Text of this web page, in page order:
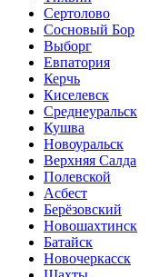
Сертолово
Сосновый Бор
Выборг
Евпатория
Керчь
Киселевск
Среднеуральск
Кушва
Новоуральск
Верхняя Салда
Полевской
Асбест
Берёзовский
Новошахтинск
Батайск
Новочеркасск